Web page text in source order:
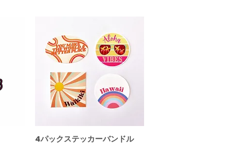
クイックビュー
4パックステッカーバンドル